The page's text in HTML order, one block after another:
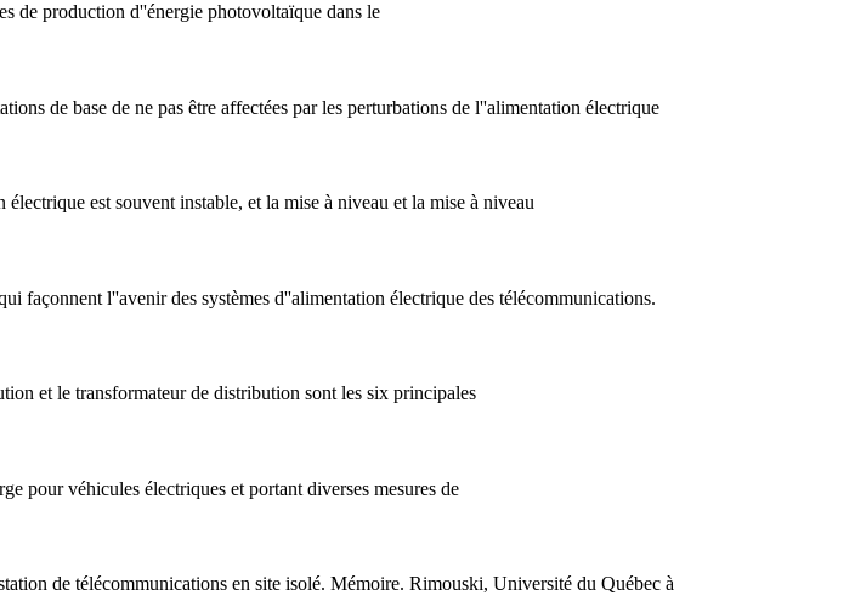
de production d''énergie photovoltaïque dans le
de base de ne pas être affectées par les perturbations de l''alimentation électrique
est souvent instable, et la mise à niveau et la mise à niveau
façonnent l''avenir des systèmes d''alimentation électrique des télécommunications.
et le transformateur de distribution sont les six principales
pour véhicules électriques et portant diverses mesures de
de télécommunications en site isolé. Mémoire. Rimouski, Université du Québec à